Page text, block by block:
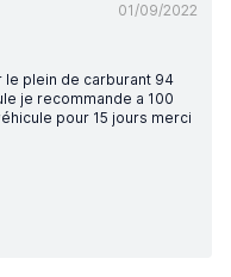
01/09/2022
le plein de carburant 94
je recommande a 100
pour 15 jours merci